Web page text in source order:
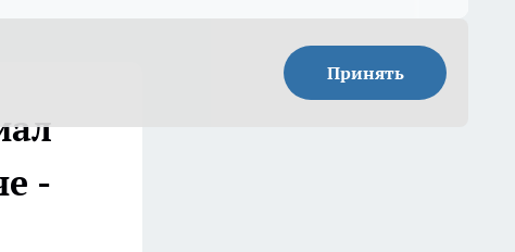
Принять
-